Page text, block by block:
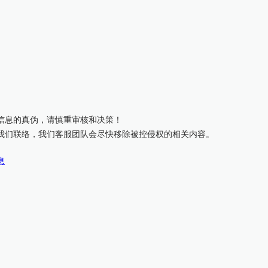
的真伪，请慎重审核和决策！
联络，我们客服团队会尽快移除被控侵权的相关内容。